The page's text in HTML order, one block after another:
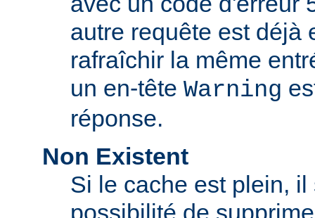
autre requête est déjà
rafraîchir la même
un en-tête Warning
réponse.
Non Existent
Si le cache est plein,
possibilité de